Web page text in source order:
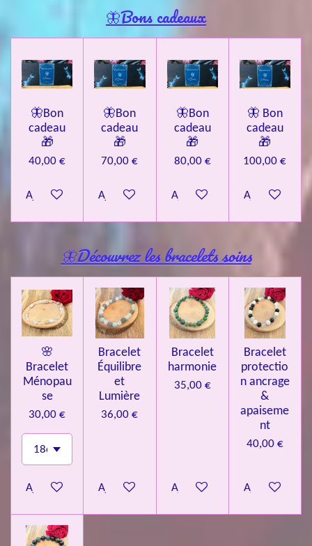
🦋Bons cadeaux
🦋Bon
cadeau
🎁
40,00 €
Ajouter au panier
🦋Bon
cadeau
🎁
70,00 €
Ajouter au panier
🦋Bon
cadeau
🎁
80,00 €
Ajouter au panier
🦋 Bon
cadeau
🎁
100,00 €
Ajouter au
🦋Découvrez les bracelets soins
🌸
Bracelet
Ménopau
se
30,00 €
Ajouter au panier
Bracelet
Équilibre
et
Lumière
36,00 €
Ajouter au panier
Bracelet
harmonie
35,00 €
Ajouter au panier
Bracelet
protectio
n ancrage
&
apaiseme
nt
40,00 €
Ajouter au